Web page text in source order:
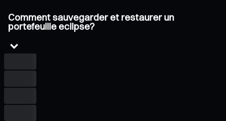
Comment sauvegarder et restaurer un
portefeuille eclipse?